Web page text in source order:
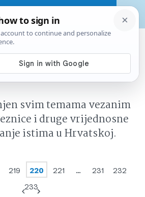
d.d.)
Hrvatska ›
RIZO (RIZ-
svim temama vezanim
i druge vrijednosne
istima u Hrvatskoj.
219 220 221 … 231
232
233